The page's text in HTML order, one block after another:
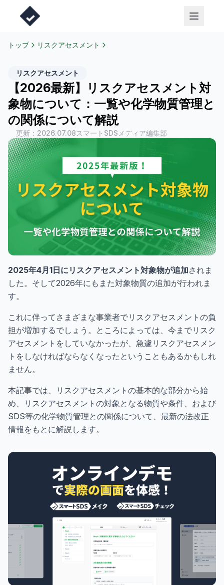
トップ リスクアセスメント
リスクアセスメント
【2026最新】リスクアセスメント対
象物について：一覧や化学物質管理と
の関係について解説
更新： 2026.07.08スマートSDSメディア編集部
2025年4月1日にリスクアセスメント対象物が追加されま
した。そして2026年にもまた対象物質の追加が行われま
す。
これに伴ってさまざまな事業者でリスクアセスメントの負
担が増加するでしょう。ところによっては、今までリスク
アセスメントをしていなかったが、急遽リスクアセスメン
トをしなければならなくなったということもあるかもしれ
ません。
本記事では、リスクアセスメントの基本的な部分から始
め、リスクアセスメントの対象となる物質や条件、および
SDS等の化学物質管理との関係について、最新の法改正
情報をもとに解説します。